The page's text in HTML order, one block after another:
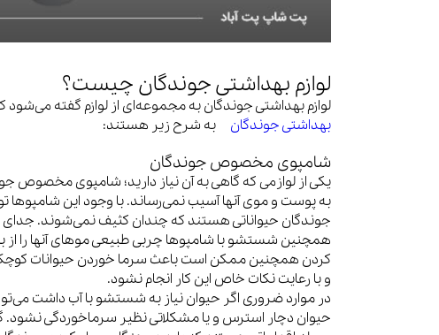
لوازم بهداشتی جوندگان چیست؟
لوازم بهداشتی جوندگان به مجموعه‌ای از لوازم گفته می‌شود
بهداشتی جوندگان به شرح زیر هستند:
شامپوی مخصوص جوندگان
یکی از لوازمی که گاهی به آن نیاز دارید؛ شامپوی
به پوست و موی آنها آسیب نمی‌رساند. با وجود این
جوندگان حیواناتی هستند که چندان کثیف نمی‌شوند. جدای
همچنین شستشو با شامپوها چربی طبیعی موهای آنها را
کردن همچنین ممکن است باعث سرما خوردن حیوانات کوچک
و با رعایت نکات خاص این کار انجام نشود.
در موارد ضروری اگر حیوان نیاز به شستشو با آب داشت
حیوان دچار استرس و یا مشکلاتی نظیر سرماخوردگی نشود.